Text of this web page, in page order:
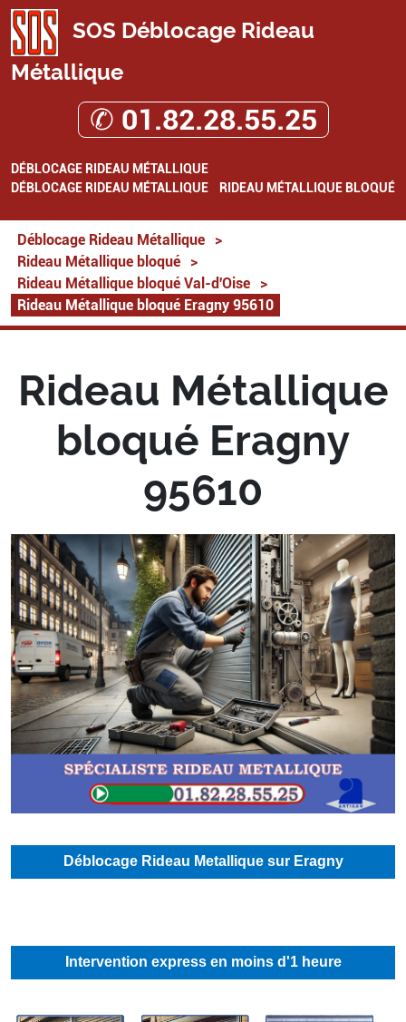
SOS Déblocage Rideau
Métallique
✆ 01.82.28.55.25
DÉBLOCAGE RIDEAU MÉTALLIQUE
DÉBLOCAGE RIDEAU MÉTALLIQUE
RIDEAU MÉTALLIQUE BLOQUÉ
Déblocage Rideau Métallique
>
Rideau Métallique bloqué
>
Rideau Métallique bloqué Val-d'Oise
>
Rideau Métallique bloqué Eragny 95610
Rideau Métallique
bloqué Eragny
95610
Déblocage Rideau Metallique sur Eragny
Intervention express en moins d'1 heure